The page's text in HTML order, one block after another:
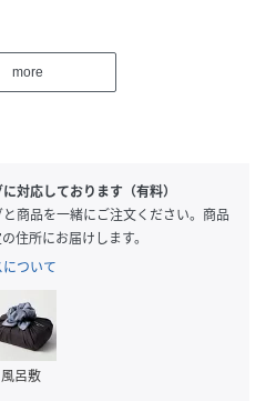
夏でも涼やか＆快適♪
トを華やかにしてくれるデザイ
キングが、フェミニンさをプラ
トなので、さりげなく体型カバ
着られるのも嬉しいポイント。
more
対応しております（有料）
商品を一緒にご注文ください。商品
住所にお届けします。
ついて
風呂敷